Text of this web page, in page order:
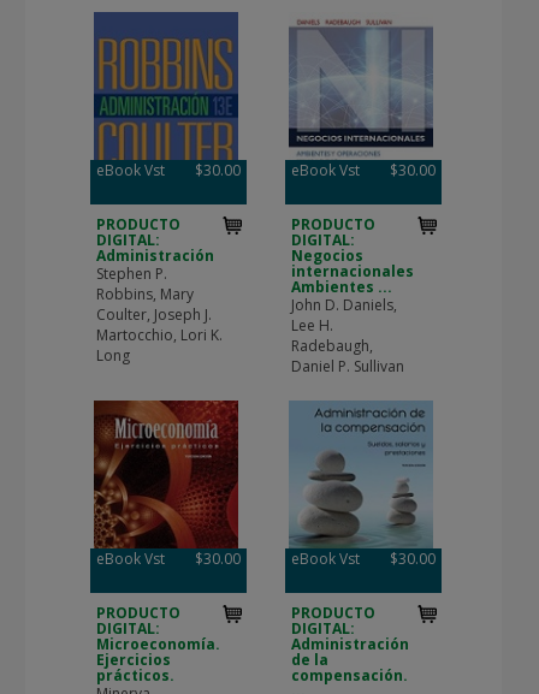
eBook Vst $30.00
PRODUCTO
DIGITAL:
Administración
Stephen P.
Robbins, Mary
Coulter, Joseph J.
Martocchio, Lori K.
Long
eBook Vst $30.00
PRODUCTO
DIGITAL:
Negocios
internacionales
Ambientes ...
John D. Daniels,
Lee H.
Radebaugh,
Daniel P. Sullivan
eBook Vst $30.00
PRODUCTO
DIGITAL:
Microeconomía.
Ejercicios
prácticos.
eBook Vst $30.00
PRODUCTO
DIGITAL:
Administración
de la
compensación.